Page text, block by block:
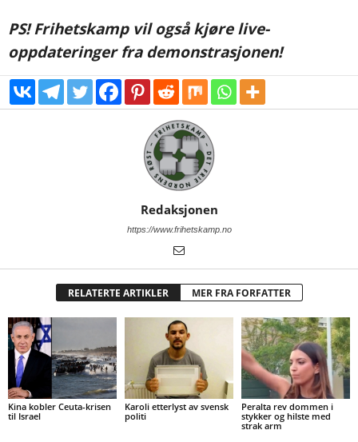
PS! Frihetskamp vil også kjøre live-
oppdateringer fra demonstrasjonen!
Redaksjonen
https://www.frihetskamp.no
RELATERTE ARTIKLER MER FRA FORFATTER
Kina kobler Ceuta-krisen
til Israel
Karoli etterlyst av svensk
politi
Peralta rev dommen i
stykker og hilste med
strak arm